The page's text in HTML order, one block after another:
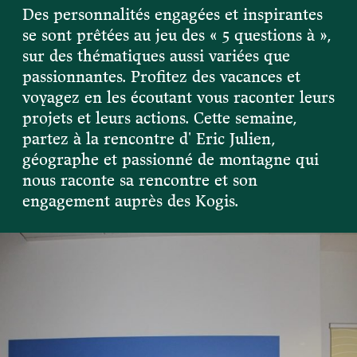
Les héros du JGI France
Faire un don
Devenir Chimp Guardian
Agir avec Roots & Shoots
Devenir bénévole
Événements et conférences
Des personnalités engagées et inspirantes
se sont prêtées au jeu des « 5 questions à »,
sur des thématiques aussi variées que
passionnantes. Profitez des vacances et
voyagez en les écoutant vous raconter leurs
projets et leurs actions. Cette semaine,
partez à la rencontre d' Eric Julien,
géographe et passionné de montagne qui
nous raconte sa rencontre et son
engagement auprès des Kogis.